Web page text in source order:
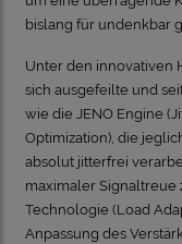
bislang für undenkbar
Unter den innovativen
sich ausgefeilte und
wie die JENO Engine
Optimization), die
absolut jitterfrei
maximaler Signaltreue
Technologie (Load
Anpassung des